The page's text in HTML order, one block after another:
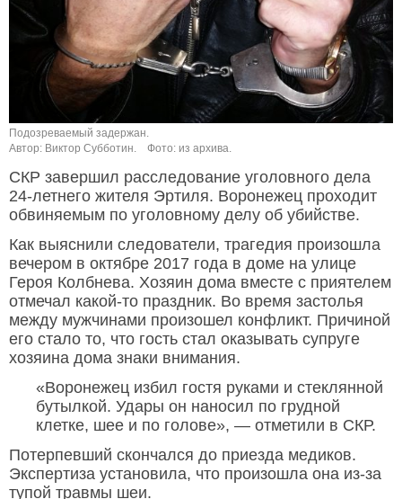
Подозреваемый задержан.
Автор: Виктор Субботин.
Фото: из архива.
СКР завершил расследование уголовного дела
24-летнего жителя Эртиля. Воронежец проходит
обвиняемым по уголовному делу об убийстве.
Как выяснили следователи, трагедия произошла
вечером в октябре 2017 года в доме на улице
Героя Колбнева. Хозяин дома вместе с приятелем
отмечал какой-то праздник. Во время застолья
между мужчинами произошел конфликт. Причиной
его стало то, что гость стал оказывать супруге
хозяина дома знаки внимания.
«Воронежец избил гостя руками и стеклянной
бутылкой. Удары он наносил по грудной
клетке, шее и по голове», — отметили в СКР.
Потерпевший скончался до приезда медиков.
Экспертиза установила, что произошла она из-за
тупой травмы шеи.